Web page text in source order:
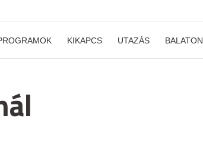
KIKAPCS UTAZÁS BALATON